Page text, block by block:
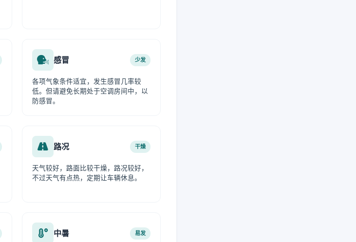
感冒 少发
各项气象条件适宜，发生感冒几率较
低。但请避免长期处于空调房间中，以
防感冒。
路况 干燥
天气较好，路面比较干燥，路况较好，
不过天气有点热，定期让车辆休息。
中暑 易发